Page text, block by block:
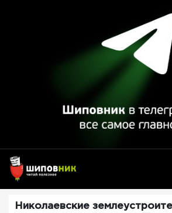
Николаевские